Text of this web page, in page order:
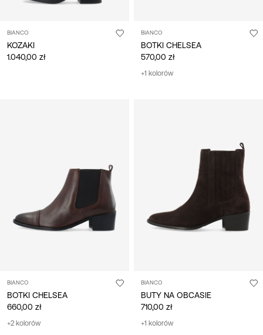
BIANCO
KOZAKI
1.040,00 zł
BIANCO
BOTKI CHELSEA
570,00 zł
+1 kolorów
BIANCO
BOTKI CHELSEA
660,00 zł
+2 kolorów
BIANCO
BUTY NA OBCASIE
710,00 zł
+1 kolorów